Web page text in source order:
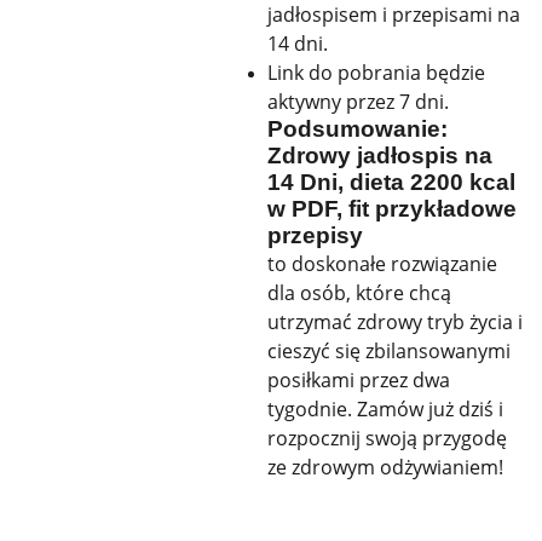
jadłospisem i przepisami na
14 dni.
Link do pobrania będzie
aktywny przez 7 dni.
Podsumowanie:
Zdrowy jadłospis na
14 Dni, dieta 2200 kcal
w PDF, fit przykładowe
przepisy
to doskonałe rozwiązanie
dla osób, które chcą
utrzymać zdrowy tryb życia i
cieszyć się zbilansowanymi
posiłkami przez dwa
tygodnie. Zamów już dziś i
rozpocznij swoją przygodę
ze zdrowym odżywianiem!